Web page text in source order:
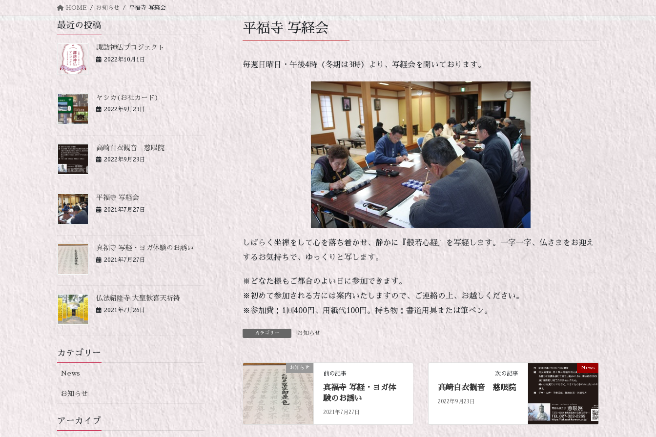
ン
ン
へ
ビ
ー
ョ
HOME お知らせ 平福寺 写経会
平福寺 写経会
毎週日曜日・午後4時（冬期は3時）より、写経会を開いております。
しばらく坐禅をして心を落ち着かせ、静かに『般若心経』を写経します。一字一字、仏さまをお迎え
するお気持ちで、ゆっくりと写します。
※どなた様もご都合のよい日に参加できます。
※初めて参加される方には案内いたしますので、ご連絡の上、お越しください。
※参加費：1回400円、用紙代100円。持ち物：書道用具または筆ペン。
カテゴリー お知らせ
お知らせ
前の記事
真福寺 写経・ヨガ体
験のお誘い
2021年7月27日
News
次の記事
高崎白衣観音 慈眼院
2022年9月23日
最近の投稿
諏訪神仏プロジェクト
2022年10月1日
ヤシカ(お社カード)
2022年9月23日
高崎白衣観音 慈眼院
2022年9月23日
平福寺 写経会
2021年7月27日
真福寺 写経・ヨガ体験のお誘い
2021年7月27日
仏法紹隆寺 大聖歓喜天祈祷
2021年7月26日
カテゴリー
News
お知らせ
アーカイブ